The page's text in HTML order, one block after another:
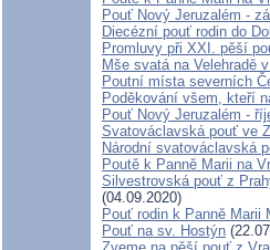
Pouť Nový Jeruzalém -
Diecézní pouť rodin do
Promluvy při XXI. pěší
Mše svatá na Velehradě
Poutní místa severních
Poděkování všem, kteří
Pouť Nový Jeruzalém -
Svatováclavská pouť ve
Národní svatováclavská
Poutě k Panně Marii na
Silvestrovská pouť z
(04.09.2020)
Pouť rodin k Panně Marii
Pouť na sv. Hostýn